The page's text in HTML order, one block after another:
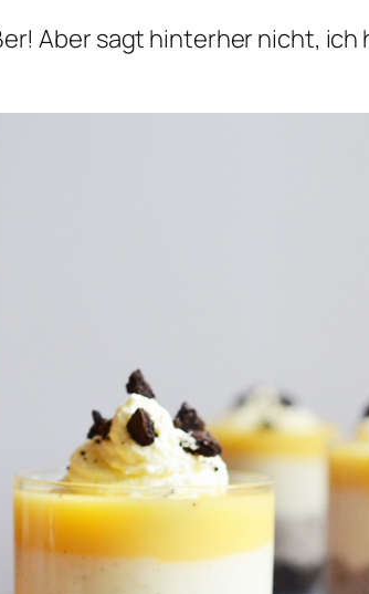
Aber sagt hinterher nicht,